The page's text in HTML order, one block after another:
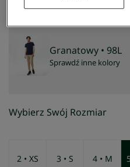
Granatowy • 98L
Sprawdź inne kolory
Wybierz Swój Rozmiar
2 • XS 3 • S 4 • M